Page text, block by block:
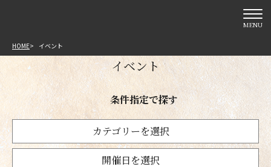
MENU
HOME イベント
イベント
条件指定で探す
カテゴリーを選択
開催日を選択